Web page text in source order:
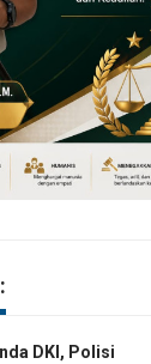
DKI, Polisi